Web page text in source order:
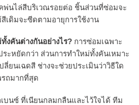
พ่นไล่สีบริเวณรอยต่อ ชิ้นส่วนที่ซ่อมจะ
เดิมจะซีดตามอายุการใช้งาน
งคันต่างกันอย่างไร? การซ่อมเฉพาะ
ระหยัดกว่า ส่วนการทำใหม่ทั้งคันเหมาะ
ยนเฉดสี ช่างจะช่วยประเมินว่าวิธีใด
ถมากที่สุด
บนซ์ ที่เนียนกลมกลืนและไว้ใจได้ ทีม